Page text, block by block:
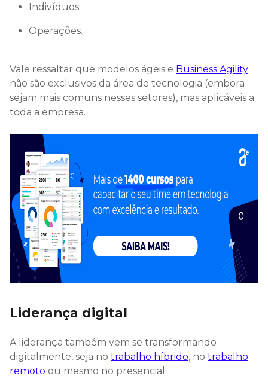
Indivíduos;
Operações.
Vale ressaltar que modelos ágeis e Business Agility
não são exclusivos da área de tecnologia (embora
sejam mais comuns nesses setores), mas aplicáveis a
toda a empresa.
Liderança digital
A liderança também vem se transformando
digitalmente, seja no trabalho híbrido, no trabalho
remoto ou mesmo no presencial.